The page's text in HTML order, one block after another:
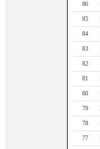
86
85
84
83
82
81
80
79
78
77